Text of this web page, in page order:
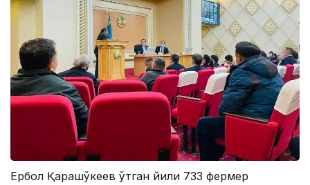
Ербол Қарашўкеев ўтган йили 733 фермер